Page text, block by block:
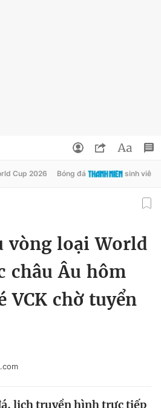
Cup 2026 Bóng đá sinh viên
vòng loại World
châu Âu hôm
VCK chờ tuyển
lịch truyền hình trực tiếp